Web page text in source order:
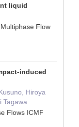
liquid
Flow
induced
Hiroya
Tagawa
Flows ICMF